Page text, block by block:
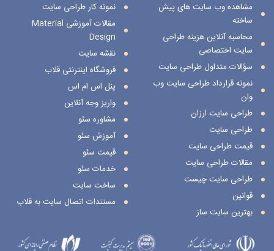
نمونه کار طراحی سایت
مقالات آموزشی Material
Design
نقشه سایت
فروشگاه اینترنتی قلاب
پنل اس ام اس
واریز وجه آنلاین
مشاوره سئو
آموزش سئو
قیمت سئو
خدمات سئو
ساخت سایت
مستندات اتصال سایت به قلاب
مشاهده وب سایت های پیش
ساخته
محاسبه آنلاین هزینه طراحی
سایت اختصاصی
سؤالات متداول طراحی سایت
نمونه قرارداد طراحی سایت وب
وان
طراحی سایت ارزان
طراحی سایت
قیمت طراحی سایت
مقالات طراحی سایت
طراحی سایت چیست
قوانین
بهترین سایت ساز